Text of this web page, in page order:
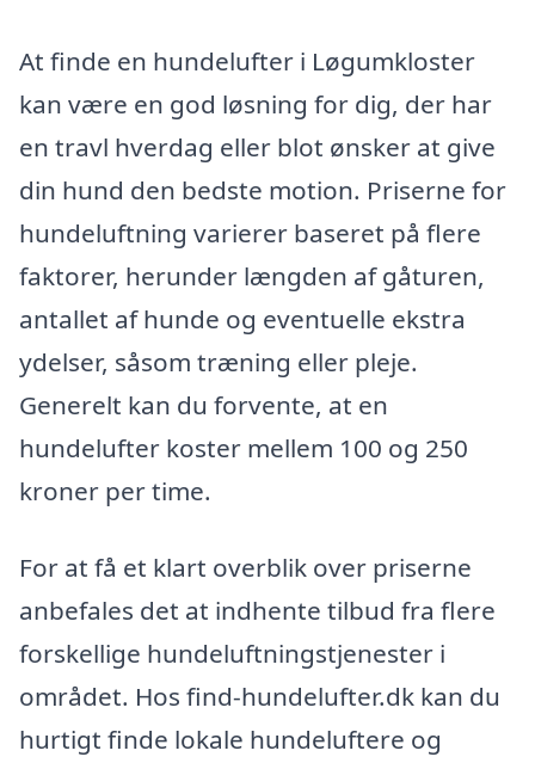
At finde en hundelufter i Løgumkloster
kan være en god løsning for dig, der har
en travl hverdag eller blot ønsker at give
din hund den bedste motion. Priserne for
hundeluftning varierer baseret på flere
faktorer, herunder længden af gåturen,
antallet af hunde og eventuelle ekstra
ydelser, såsom træning eller pleje.
Generelt kan du forvente, at en
hundelufter koster mellem 100 og 250
kroner per time.
For at få et klart overblik over priserne
anbefales det at indhente tilbud fra flere
forskellige hundeluftningstjenester i
området. Hos find-hundelufter.dk kan du
hurtigt finde lokale hundeluftere og